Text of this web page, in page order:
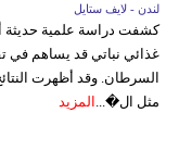
لندن - لايف ستايل
كشفت دراسة علمية حديثة
غذائي نباتي قد يساهم في
السرطان. وقد أظهرت
مثل ال�...
المزيد